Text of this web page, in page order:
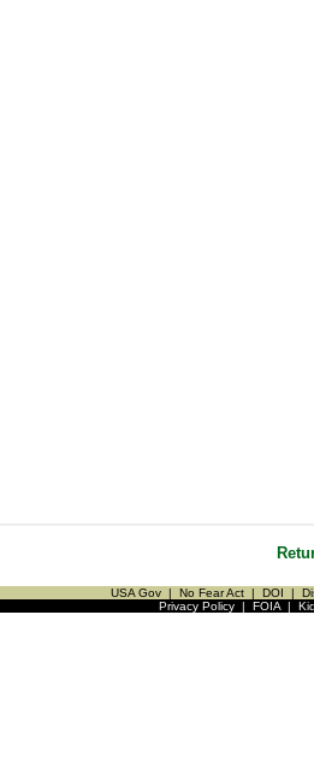
USA Gov | No Fear Act | DOI |
Privacy Policy| FOIA|